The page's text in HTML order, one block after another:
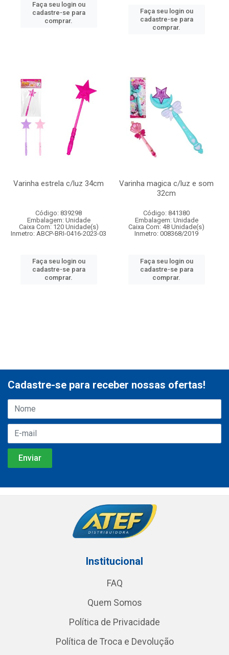
Faça seu login ou
cadastre-se para
comprar.
Faça seu login ou
cadastre-se para
comprar.
Varinha estrela c/luz 34cm
Código: 839298
Embalagem: Unidade
Caixa Com: 120 Unidade(s)
Inmetro: ABCP-BRI-0416-2023-03
Faça seu login ou
cadastre-se para
comprar.
Varinha magica c/luz e som
32cm
Código: 841380
Embalagem: Unidade
Caixa Com: 48 Unidade(s)
Inmetro: 008368/2019
Faça seu login ou
cadastre-se para
comprar.
Cadastre-se para receber nossas ofertas!
Institucional
FAQ
Quem Somos
Política de Privacidade
Política de Troca e Devolução